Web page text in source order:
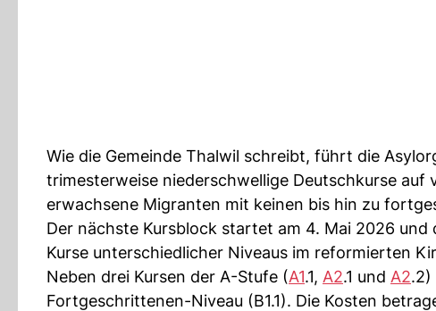
Wie die Gemeinde Thalwil schreibt, führt die
trimesterweise niederschwellige Deutschkurse
erwachsene Migranten mit keinen bis hin zu
Der nächste Kursblock startet am 4. Mai 2026
Kurse unterschiedlicher Niveaus im reformierten
Neben drei Kursen der A-Stufe (A1.1, A2.1 und A2.2)
Fortgeschrittenen-Niveau (B1.1). Die Kosten